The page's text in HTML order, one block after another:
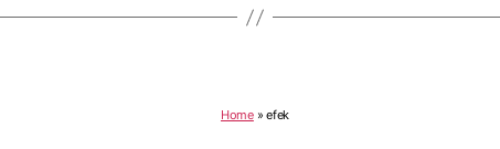
Home»efek